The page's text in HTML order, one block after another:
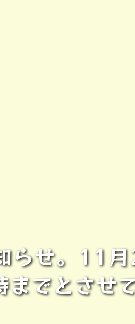
らせ。11
でとさせ